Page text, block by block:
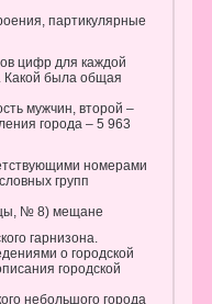
партикулярные
цифр для каждой
Какой была общая
мужчин, второй –
города – 5 963
номерами
групп
№ 8) мещане
гарнизона.
о городской
городской
небольшого города